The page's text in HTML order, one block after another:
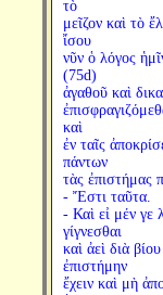
τὸ
μεῖζον καὶ τὸ
ἴσου
νῦν ὁ λόγος
(75d)
ἀγαθοῦ καὶ
καὶ
ἐν ταῖς
πάντων
τὰς ἐπιστήμας
- Ἔστι ταῦτα.
- Καὶ εἰ μέν γε
γίγνεσθαι
καὶ ἀεὶ διὰ
ἐπιστήμην
ἔχειν καὶ μὴ